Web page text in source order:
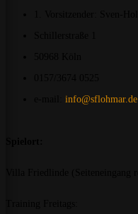
info@sflohmar.de